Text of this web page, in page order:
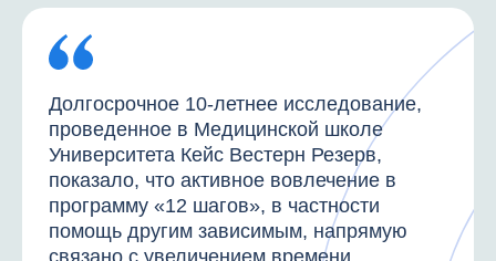
Долгосрочное 10-летнее исследование,
проведенное в Медицинской школе
Университета Кейс Вестерн Резерв,
показало, что активное вовлечение в
программу «12 шагов», в частности
помощь другим зависимым, напрямую